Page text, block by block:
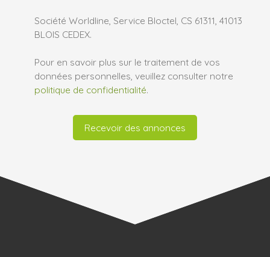
Société Worldline, Service Bloctel, CS 61311, 41013
BLOIS CEDEX.
Pour en savoir plus sur le traitement de vos
données personnelles, veuillez consulter notre
politique de confidentialité.
Recevoir des annonces